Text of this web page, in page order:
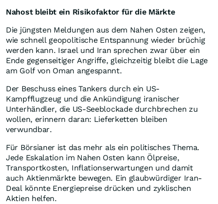
Nahost bleibt ein Risikofaktor für die Märkte
Die jüngsten Meldungen aus dem Nahen Osten zeigen,
wie schnell geopolitische Entspannung wieder brüchig
werden kann. Israel und Iran sprechen zwar über ein
Ende gegenseitiger Angriffe, gleichzeitig bleibt die Lage
am Golf von Oman angespannt.
Der Beschuss eines Tankers durch ein US-
Kampfflugzeug und die Ankündigung iranischer
Unterhändler, die US-Seeblockade durchbrechen zu
wollen, erinnern daran: Lieferketten bleiben
verwundbar.
Für Börsianer ist das mehr als ein politisches Thema.
Jede Eskalation im Nahen Osten kann Ölpreise,
Transportkosten, Inflationserwartungen und damit
auch Aktienmärkte bewegen. Ein glaubwürdiger Iran-
Deal könnte Energiepreise drücken und zyklischen
Aktien helfen.